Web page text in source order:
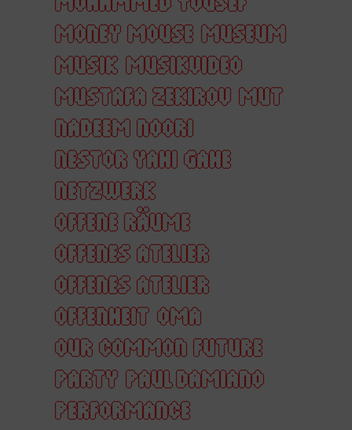
MONEY MOUSE MUSEUM
MUSIK MUSIKVIDEO
MUSTAFA ZEKIROV MUT
NADEEM NOORI
NESTOR YAHI GAHE
NETZWERK
OFFENE RÄUME
OFFENES ATELIER
OFFENES ATELIER
OFFENHEIT OMA
OUR COMMON FUTURE
PARTY PAUL DAMIANO
PERFORMANCE